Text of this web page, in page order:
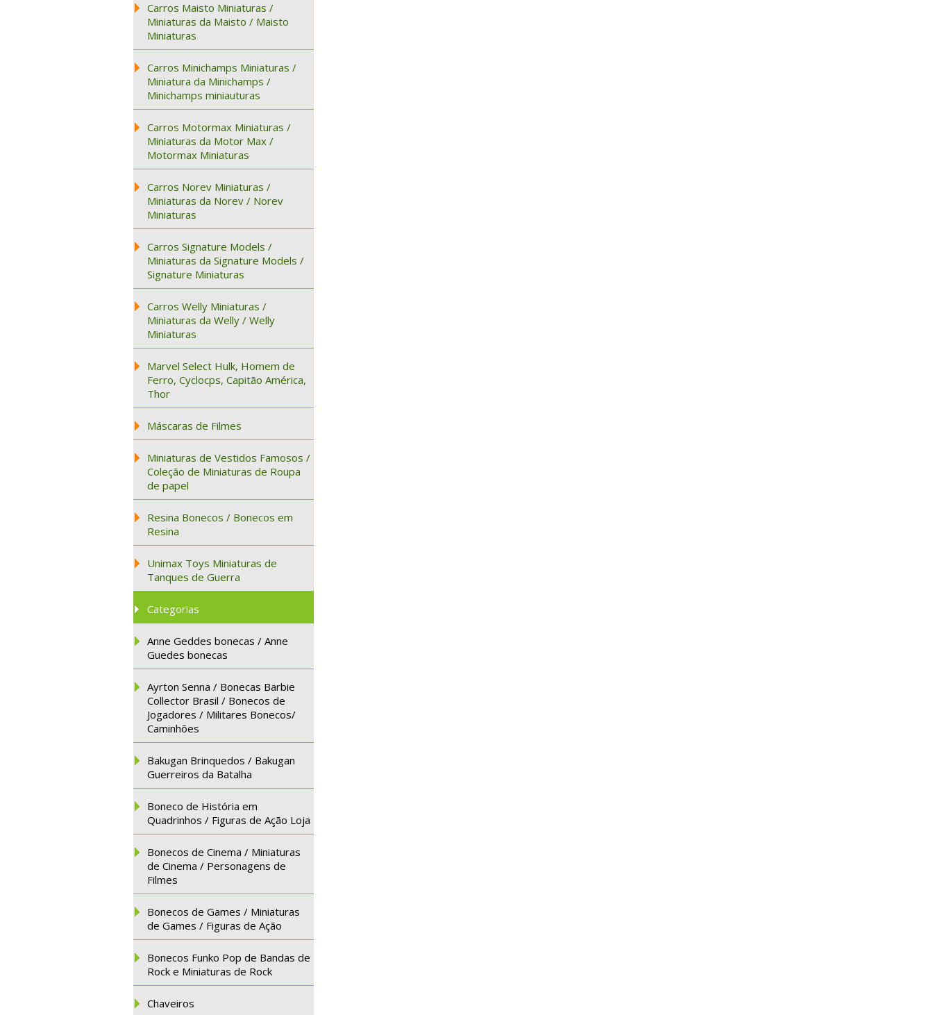
Carros Maisto Miniaturas /
Miniaturas da Maisto / Maisto
Miniaturas
Carros Minichamps Miniaturas /
Miniatura da Minichamps /
Minichamps miniauturas
Carros Motormax Miniaturas /
Miniaturas da Motor Max /
Motormax Miniaturas
Carros Norev Miniaturas /
Miniaturas da Norev / Norev
Miniaturas
Carros Signature Models /
Miniaturas da Signature Models /
Signature Miniaturas
Carros Welly Miniaturas /
Miniaturas da Welly / Welly
Miniaturas
Marvel Select Hulk, Homem de
Ferro, Cyclocps, Capitão América,
Thor
Máscaras de Filmes
Miniaturas de Vestidos Famosos /
Coleção de Miniaturas de Roupa
de papel
Resina Bonecos / Bonecos em
Resina
Unimax Toys Miniaturas de
Tanques de Guerra
Categorias
Anne Geddes bonecas / Anne
Guedes bonecas
Ayrton Senna / Bonecas Barbie
Collector Brasil / Bonecos de
Jogadores / Militares Bonecos/
Caminhões
Bakugan Brinquedos / Bakugan
Guerreiros da Batalha
Boneco de História em
Quadrinhos / Figuras de Ação Loja
Bonecos de Cinema / Miniaturas
de Cinema / Personagens de
Filmes
Bonecos de Games / Miniaturas
de Games / Figuras de Ação
Bonecos Funko Pop de Bandas de
Rock e Miniaturas de Rock
Chaveiros